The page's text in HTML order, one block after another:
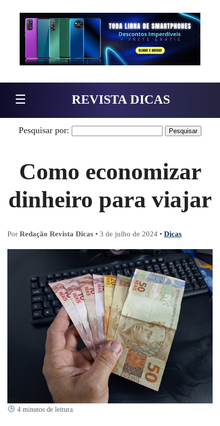
Pular para o conteúdo
☰ REVISTA DICAS
Pesquisar por:
Como economizar
dinheiro para viajar
Por Redação Revista Dicas • 3 de julho de 2024 • Dicas
4 minutos de leitura.